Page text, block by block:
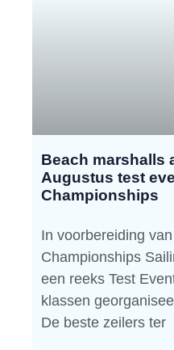
Beach marshalls
Augustus test
Championships
In voorbereiding
Championships
een reeks Test
klassen
De beste zeilers ter